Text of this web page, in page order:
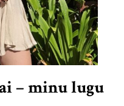
– minu lugu